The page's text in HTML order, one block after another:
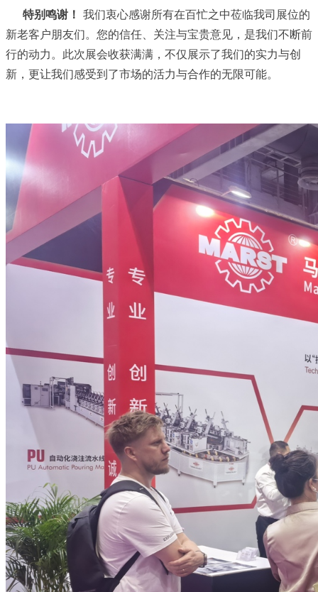
特别鸣谢！ 我们衷心感谢所有在百忙之中莅临我司展位的
新老客户朋友们。您的信任、关注与宝贵意见，是我们不断前
行的动力。此次展会收获满满，不仅展示了我们的实力与创
新，更让我们感受到了市场的活力与合作的无限可能。